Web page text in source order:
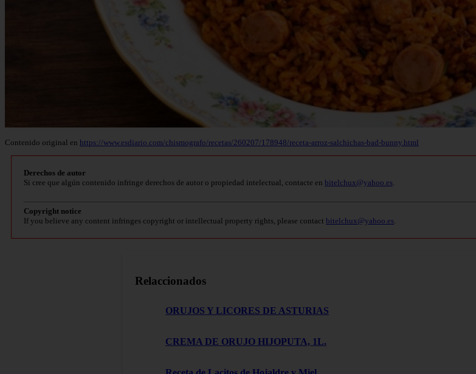
Contenido original en https://www.esdiario.com/chismografo/recetas/260207/178948/receta-arroz-salchichas-bad-bunny.html
Derechos de autor
Si cree que algún contenido infringe derechos de autor o propiedad intelectual, contacte en bitelchux@yahoo.es.
Copyright notice
If you believe any content infringes copyright or intellectual property rights, please contact bitelchux@yahoo.es.
Relaccionados
ORUJOS Y LICORES DE ASTURIAS
CREMA DE ORUJO HIJOPUTA, 1L.